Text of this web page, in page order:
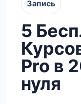
Запись
5
Pro в
нуля